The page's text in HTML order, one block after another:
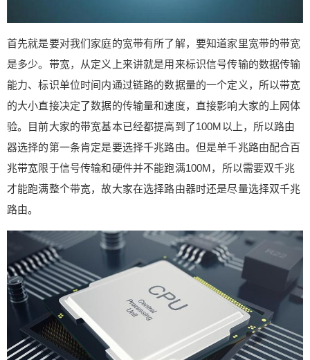
首先就是要对我们家庭的宽带有所了解，要知道家里宽带的带宽
是多少。带宽，从定义上来讲就是用来标识信号传输的数据传输
能力、标识单位时间内通过链路的数据量的一个定义，所以带宽
的大小直接决定了数据的传输量和速度，直接影响大家的上网体
验。目前大家的带宽基本已经都提高到了100M以上，所以路由
器选择的第一条肯定是要选择千兆路由。但是单千兆路由配合百
兆带宽限于信号传输和硬件并不能跑满100M，所以需要双千兆
才能跑满整个带宽，故大家在选择路由器时还是尽量选择双千兆
路由。
由器时还是尽量选择双千兆路由。 其次是多核心。
前面也提到了，现在人们生活中越来越多的智能设
备要接入网络，所以路由器负载能力一定要比较高
才可以。但是传统的路由器并不具备在高负载情况
下的连接线路优化，会导致连接请求较多时出现网
络拥堵或者不稳定的情况。所以类似计算机的设计
就被引入到了路由器乃至其他智能设备中来，因为
具备了多核心CPU之后就相当于拥有了计算处理能
力，加上内存与闪存的配合，可以进行高速处理运
算和任务调度，从而解决多任务高负载引起的网络
问题。 最后就是信号问题，目前的路由器基本都集
成了信号放大器，但是受线路板设计制约，集成信
号放大器相较于独立信号放大器的信号覆盖和穿透
能力要差一些，网络体验也会有所不足，所以对于
较大居住空间的用户在路由器选择上还是独立信号
放大器更具一定优势。另外，路由器的wifi信号分为
2.4GHz和5GHz两个频道，2.4G信号穿透能力和抗
干扰能力强，覆盖范围广，5G信号干扰少传输速度
快。现在很多路由器都可以让两个信号合并，根据
连接设备信号的强弱自动切换，也是一个不错的上